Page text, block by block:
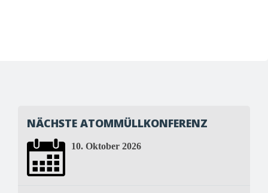
NÄCHSTE ATOMMÜLLKONFERENZ
10. Oktober 2026